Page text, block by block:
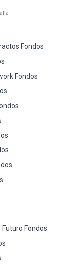
Fondos
Fondos
Futuro Fondos